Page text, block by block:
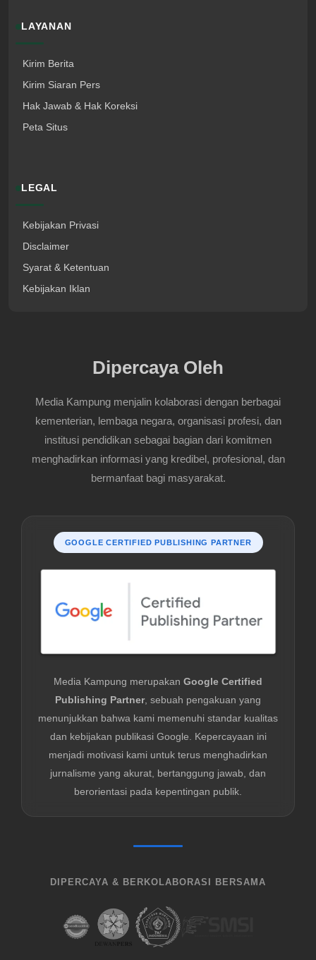
LAYANAN
Kirim Berita
Kirim Siaran Pers
Hak Jawab & Hak Koreksi
Peta Situs
LEGAL
Kebijakan Privasi
Disclaimer
Syarat & Ketentuan
Kebijakan Iklan
Dipercaya Oleh
Media Kampung menjalin kolaborasi dengan berbagai
kementerian, lembaga negara, organisasi profesi, dan
institusi pendidikan sebagai bagian dari komitmen
menghadirkan informasi yang kredibel, profesional, dan
bermanfaat bagi masyarakat.
GOOGLE CERTIFIED PUBLISHING PARTNER
Media Kampung merupakan Google Certified
Publishing Partner, sebuah pengakuan yang
menunjukkan bahwa kami memenuhi standar kualitas
dan kebijakan publikasi Google. Kepercayaan ini
menjadi motivasi kami untuk terus menghadirkan
jurnalisme yang akurat, bertanggung jawab, dan
berorientasi pada kepentingan publik.
DIPERCAYA & BERKOLABORASI BERSAMA